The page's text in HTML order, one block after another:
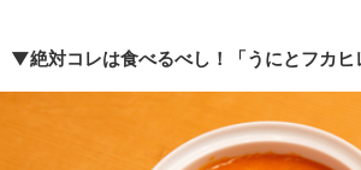
▼絶対コレは食べるべし！「うにとフカヒ